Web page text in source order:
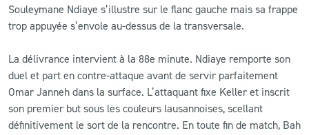
Souleymane Ndiaye s’illustre sur le flanc gauche mais sa frappe
trop appuyée s’envole au-dessus de la transversale.
La délivrance intervient à la 88e minute. Ndiaye remporte son
duel et part en contre-attaque avant de servir parfaitement
Omar Janneh dans la surface. L’attaquant fixe Keller et inscrit
son premier but sous les couleurs lausannoises, scellant
définitivement le sort de la rencontre. En toute fin de match, Bah